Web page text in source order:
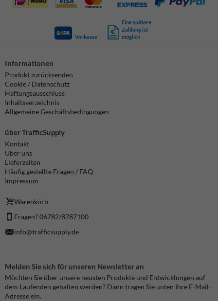
Vorkasse
Eine spätere
Zahlung ist
möglich
Informationen
Produkt zurücksenden
Cookie / Datenschutz
Haftungsausschluss
Inhaltsverzeichnis
Allgemeine Geschäftsbedingungen
über TrafficSupply
Kontakt
Über uns
Lieferzeiten
Häufig gestellte Fragen / FAQ
Impressum
Warenkorb
Fragen? 06782/8787100
info@trafficsupply.de
Melden Sie sich für unseren Newsletter an
Möchten Sie über unsere neusten Produkte und Entwicklungen auf
dem Laufenden gehalten werden? Dann tragen Sie unten Ihre E-Mail-
Adresse ein.